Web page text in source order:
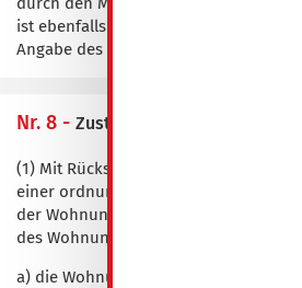
ist ebenfalls separat auf das Konto
Angabe des Verwendungszwecks - zu
Nr. 8 - Zustimmungspflichtige
(1) Mit Rücksicht auf die Gesamtheit
einer ordnungsgemäßen
der Wohnung bedarf der Mieter der
des Wohnungsunternehmens, wenn er
a) die Wohnung oder einzelne Räume